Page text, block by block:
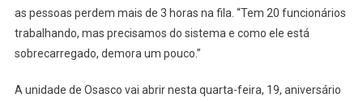
as pessoas perdem mais de 3 horas na fila. “Tem 20 funcionários
trabalhando, mas precisamos do sistema e como ele está
sobrecarregado, demora um pouco.”
A unidade de Osasco vai abrir nesta quarta-feira, 19, aniversário